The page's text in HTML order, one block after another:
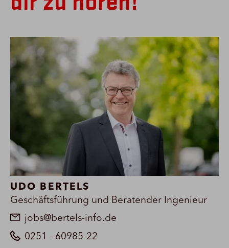
UDO BERTELS
Geschäftsführung und Beratender Ingenieur
jobs@bertels-info.de
0251 - 60985-22